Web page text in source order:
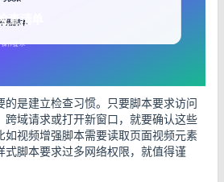
的是建立检查习惯。只要脚本要求访问
跨域请求或打开新窗口，就要确认这些
如视频增强脚本需要读取页面视频元素
式脚本要求过多网络权限，就值得谨